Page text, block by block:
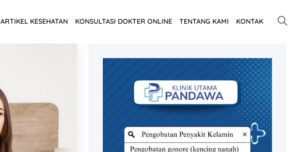
ARTIKEL KESEHATAN KONSULTASI DOKTER ONLINE TENTANG KAMI KONTAK